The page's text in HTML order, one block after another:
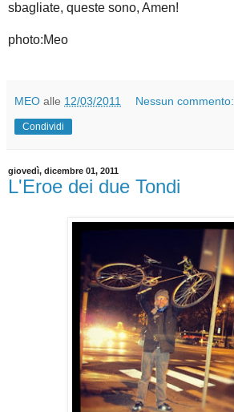
sbagliate, queste sono, Amen!
photo:Meo
MEO alle 12/03/2011 Nessun commento:
Condividi
giovedì, dicembre 01, 2011
L'Eroe dei due Tondi